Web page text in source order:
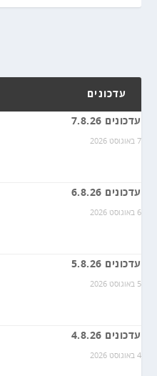
עדכונים
עדכונים 7.8.26
7 באוגוסט 2026
עדכונים 6.8.26
6 באוגוסט 2026
עדכונים 5.8.26
5 באוגוסט 2026
עדכונים 4.8.26
4 באוגוסט 2026